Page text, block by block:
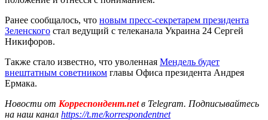
Ранее сообщалось, что новым пресс-секретарем президента
Зеленского стал ведущий с телеканала Украина 24 Сергей
Никифоров.
Также стало известно, что уволенная Мендель будет
внештатным советником главы Офиса президента Андрея
Ермака.
Новости от Корреспондент.netв Telegram. Подписывайтесь
на наш канал https://t.me/korrespondentnet